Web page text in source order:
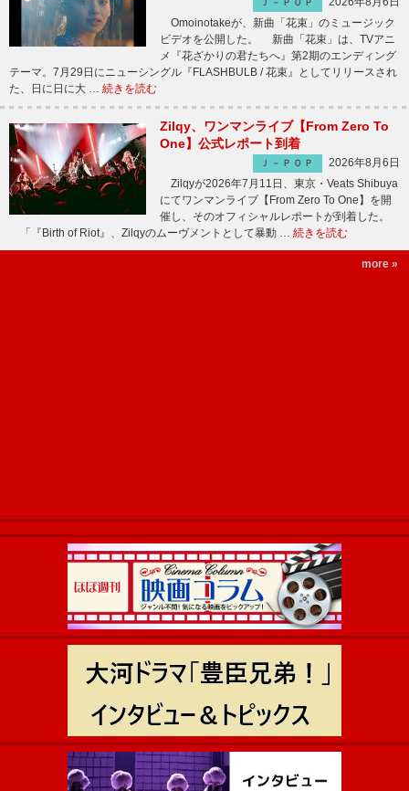
Ｊ－ＰＯＰ
Omoinotakeが、新曲「花束」のミュージック
ビデオを公開した。 新曲「花束」は、TVアニ
メ『花ざかりの君たちへ』第2期のエンディング
テーマ。7月29日にニューシングル『FLASHBULB / 花束』としてリリースされ
た、日に日に大 … 続きを読む
Zilqy、ワンマンライブ【From Zero To
One】公式レポート到着
Ｊ－ＰＯＰ
2026年8月6日
Zilqyが2026年7月11日、東京・Veats Shibuya
にてワンマンライブ【From Zero To One】を開
催し、そのオフィシャルレポートが到着した。
「『Birth of Riot』、Zilqyのムーヴメントとして暴動 … 続きを読む
more »